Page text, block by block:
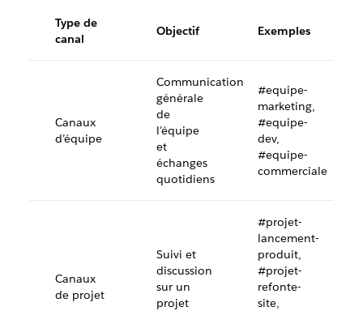
Type de
canal
Objectif Exemples
Canaux
d’équipe
Communication
générale
de
l’équipe
et
échanges
quotidiens
#equipe-
marketing,
#equipe-
dev,
#equipe-
commerciale
Canaux
de projet
Suivi et
discussion
sur un
projet
#projet-
lancement-
produit,
#projet-
refonte-
site,